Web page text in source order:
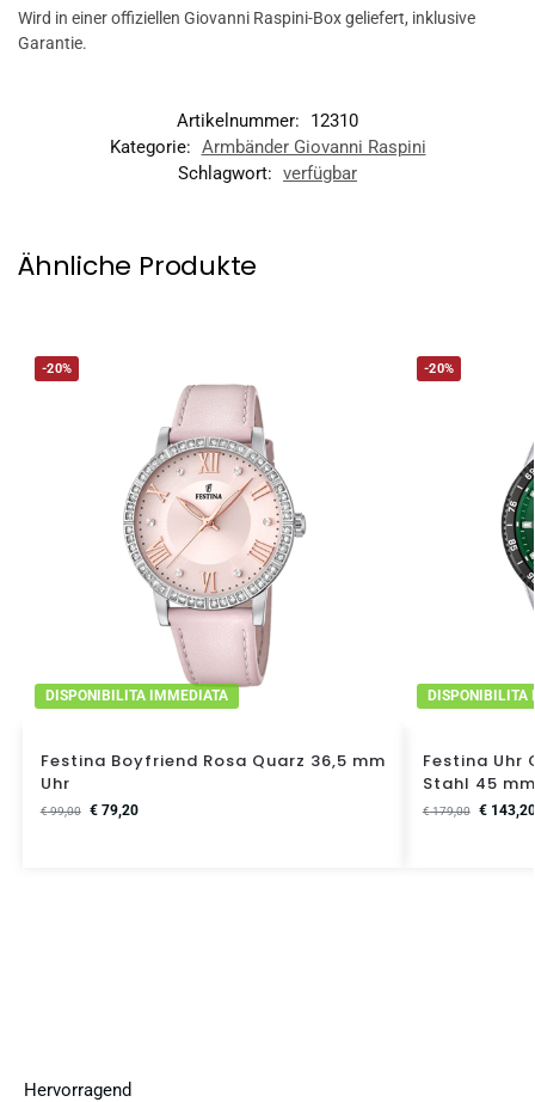
Wird in einer offiziellen Giovanni Raspini-Box geliefert, inklusive
Garantie.
Artikelnummer:
12310
Kategorie: Armbänder Giovanni Raspini
Schlagwort: verfügbar
Ähnliche Produkte
-20%
DISPONIBILITA IMMEDIATA
Festina Boyfriend Rosa Quarz 36,5 mm
Uhr
€99,00 €79,20
-20%
DISPONIBILITA
Festina Uhr
Stahl 45 mm
€179,00 €143,20
Hervorragend